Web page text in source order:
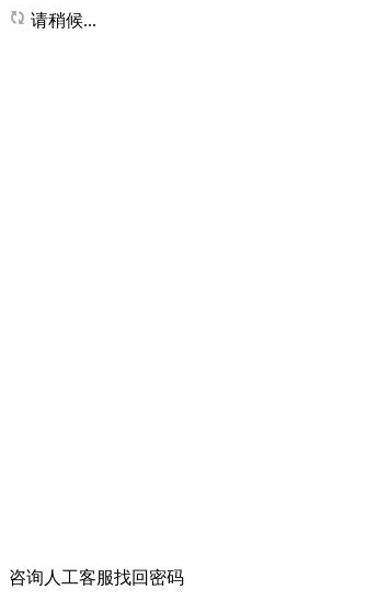
请稍候...
咨询人工客服找回密码